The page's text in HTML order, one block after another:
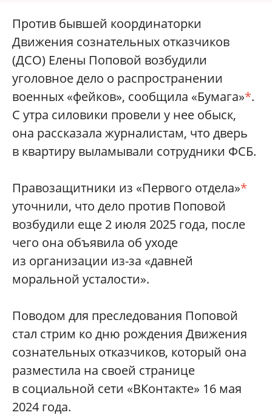
Против бывшей координаторки
Движения сознательных отказчиков
(ДСО) Елены Поповой возбудили
уголовное дело о распространении
военных «фейков», сообщила «Бумага»*.
С утра силовики провели у нее обыск,
она рассказала журналистам, что дверь
в квартиру выламывали сотрудники ФСБ.
Правозащитники из «Первого отдела»*
уточнили, что дело против Поповой
возбудили еще 2 июля 2025 года, после
чего она объявила об уходе
из организации из-за «давней
моральной усталости».
Поводом для преследования Поповой
стал стрим ко дню рождения Движения
сознательных отказчиков, который она
разместила на своей странице
в социальной сети «ВКонтакте» 16 мая
2024 года.